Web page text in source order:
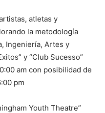
atletas y
la metodología
Ingeniería, Artes y
y “Club Sucesso”
am con posibilidad de
pm
Youth Theatre”